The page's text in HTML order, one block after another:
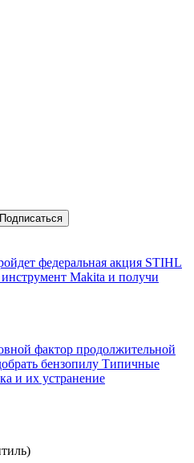
Подписаться
федеральная акция STIHL
Makita и получи
фактор продолжительной
бензопилу Типичные
и их устранение